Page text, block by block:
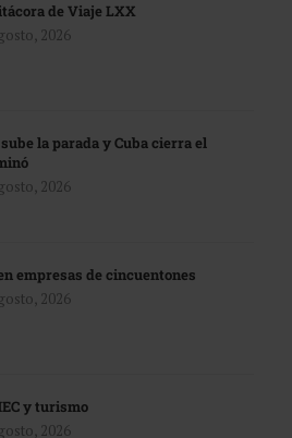
de Viaje LXX
2026
la parada y Cuba cierra el
2026
empresas de cincuentones
2026
y turismo
2026